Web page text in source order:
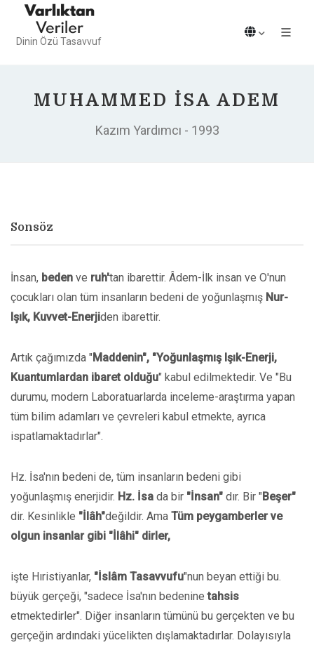
Dinin Özü Tasavvuf
MUHAMMED İSA ADEM
Kazım Yardımcı - 1993
Sonsöz
İnsan, beden ve ruh'tan ibarettir. Âdem-İlk insan ve O'nun
çocukları olan tüm insanların bedeni de yoğunlaşmış Nur-
Işık, Kuvvet-Enerjiden ibarettir.
Artık çağımızda "Maddenin", "Yoğunlaşmış Işık-Enerji,
Kuantumlardan ibaret olduğu" kabul edilmektedir. Ve "Bu
durumu, modern Laboratuarlarda inceleme-araştırma yapan
tüm bilim adamları ve çevreleri kabul etmekte, ayrıca
ispatlamaktadırlar".
Hz. İsa'nın bedeni de, tüm insanların bedeni gibi
yoğunlaşmış enerjidir. Hz. İsa da bir "İnsan" dır. Bir "Beşer"
dir. Kesinlikle "İlâh"değildir. Ama Tüm peygamberler ve
olgun insanlar gibi "İlâhi" dirler,
işte Hıristiyanlar, "İslâm Tasavvufu"nun beyan ettiği bu.
büyük gerçeği, "sadece İsa'nın bedeninetahsis
etmektedirler". Diğer insanların tümünü bu gerçekten ve bu
gerçeğin ardındaki yücelikten dışlamaktadırlar. Dolayısıyla